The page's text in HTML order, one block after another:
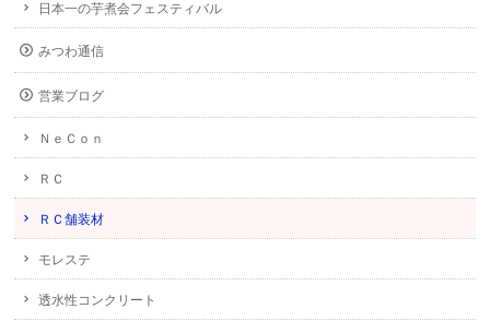
日本一の芋煮会フェスティバル
みつわ通信
営業ブログ
ＮｅＣｏｎ
ＲＣ
ＲＣ舗装材
モレステ
透水性コンクリート